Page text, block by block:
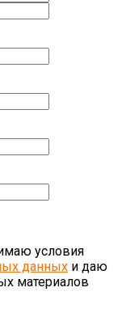
условия
данных и даю
материалов